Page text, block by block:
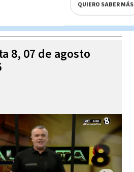
MÁS VIDEOS
8, 07 de agosto
QUIERO SABER MÁS